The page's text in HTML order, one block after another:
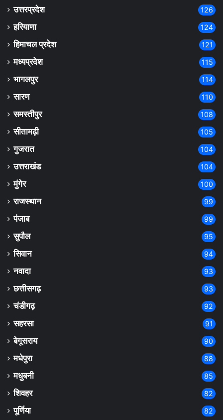
उत्तरप्रदेश 126
हरियाणा 124
हिमाचल प्रदेश 121
मध्यप्रदेश 115
भागलपुर 114
सारण 110
समस्तीपुर 108
सीतामढ़ी 105
गुजरात 104
उत्तराखंड 104
मुंगेर 100
राजस्थान 99
पंजाब 99
सुपौल 95
सिवान 94
नवादा 93
छत्तीसगढ़ 93
चंडीगढ़ 92
सहरसा 91
बेगूसराय 90
मधेपुरा 88
मधुबनी 85
शिवहर 82
पूर्णिया 82